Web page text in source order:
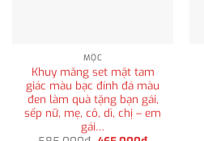
MỘC
Khuy măng set mặt tam
giác màu bạc đính đá màu
đen làm quà tặng bạn gái,
sếp nữ, mẹ, cô, dì, chị – em
gái…